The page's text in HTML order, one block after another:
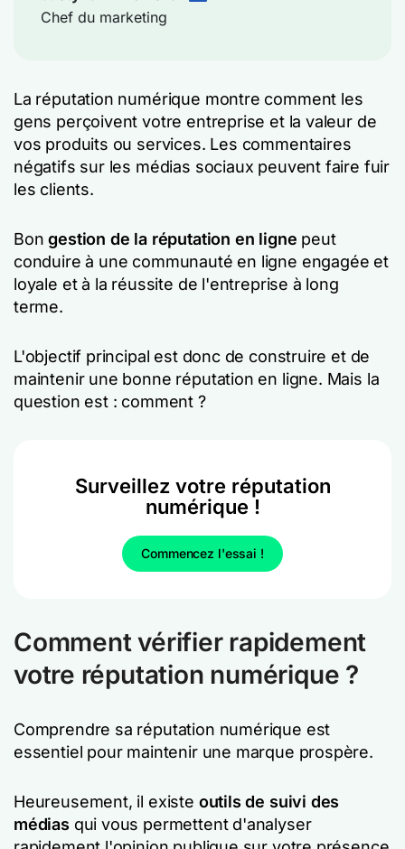
Chef du marketing
La réputation numérique montre comment les
gens perçoivent votre entreprise et la valeur de
vos produits ou services. Les commentaires
négatifs sur les médias sociaux peuvent faire fuir
les clients.
Bongestion de la réputation en ligne peut
conduire à une communauté en ligne engagée et
loyale et à la réussite de l'entreprise à long
terme.
L'objectif principal est donc de construire et de
maintenir une bonne réputation en ligne. Mais la
question est : comment ?
Surveillez votre réputation
numérique !
Commencez l'essai !
Comment vérifier rapidement
votre réputation numérique ?
Comprendre sa réputation numérique est
essentiel pour maintenir une marque prospère.
Heureusement, il existe outils de suivi des
médias qui vous permettent d'analyser